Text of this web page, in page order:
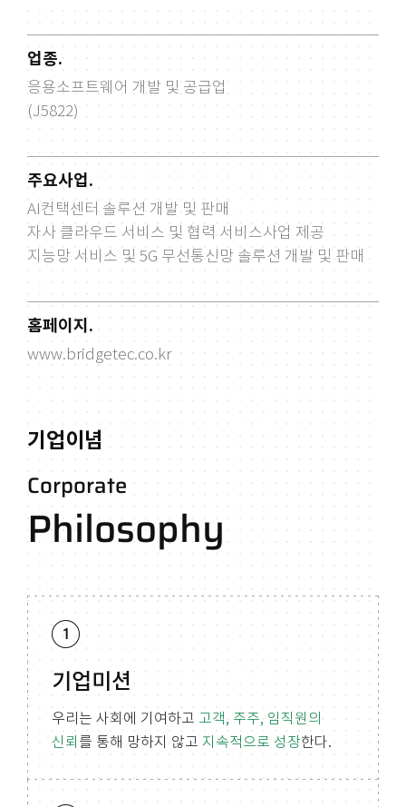
업종.
응용소프트웨어 개발 및 공급업
(J5822)
주요사업.
AI컨택센터 솔루션 개발 및 판매
자사 클라우드 서비스 및 협력 서비스사업 제공
지능망 서비스 및 5G 무선통신망 솔루션 개발 및 판매
홈페이지.
www.bridgetec.co.kr
기업이념
Corporate
Philosophy
기업미션
우리는 사회에 기여하고 고객, 주주, 임직원의
신뢰 를 통해 망하지 않고 지속적으로 성장한다.